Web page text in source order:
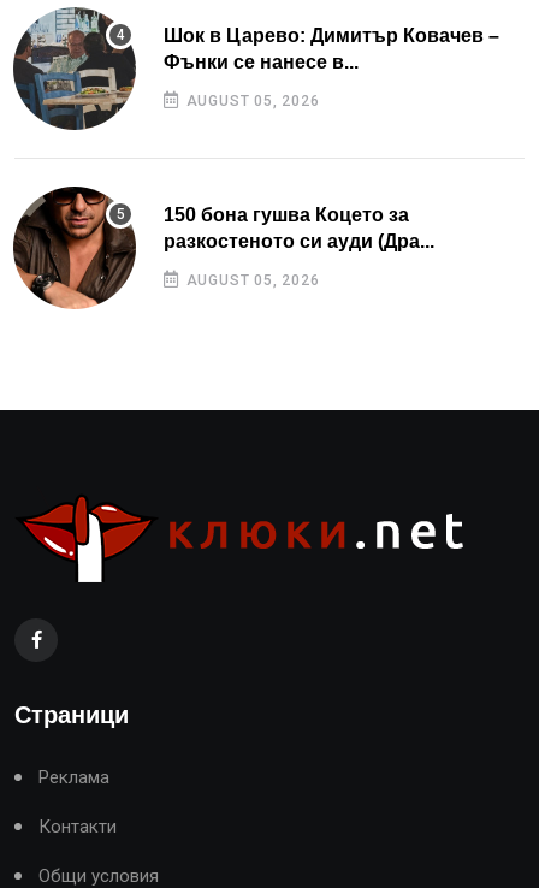
Шок в Царево: Димитър Ковачев –
Фънки се нанесе в...
AUGUST 05, 2026
150 бона гушва Коцето за
разкостеното си ауди (Дра...
AUGUST 05, 2026
Страници
Реклама
Контакти
Общи условия